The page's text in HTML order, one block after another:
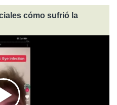
cómo sufrió la